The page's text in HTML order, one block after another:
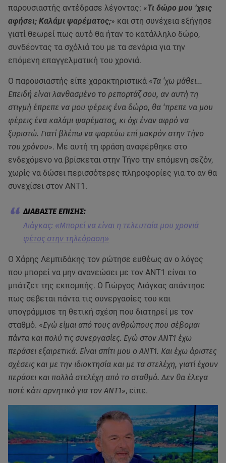
παρουσιαστής αντέδρασε λέγοντας: «Τι δώρο μου ‘χεις
αφήσει; Καλάμι ψαρέματος;» και στη συνέχεια εξήγησε
γιατί θεωρεί πως αυτό θα ήταν το κατάλληλο δώρο,
συνδέοντας τα σχόλιά του με τα σενάρια για την
επόμενη επαγγελματική του χρονιά.
Ο παρουσιαστής είπε χαρακτηριστικά «Τα ‘χω μάθει…
Επειδή είναι λανθασμένο το ρεπορτάζ σου, αν αυτή τη
στιγμή έπρεπε να μου φέρεις ένα δώρο, θα ‘πρεπε να μου
φέρεις ένα καλάμι ψαρέματος, κι όχι έναν αφρό να
ξυριστώ. Γιατί βλέπω να ψαρεύω επί μακρόν στην Τήνο
του χρόνου». Με αυτή τη φράση αναφέρθηκε στο
ενδεχόμενο να βρίσκεται στην Τήνο την επόμενη σεζόν,
χωρίς να δώσει περισσότερες πληροφορίες για το αν θα
συνεχίσει στον ΑΝΤ1.
Λιάγκας: «Μπορεί να είναι η τελευταία μου χρονιά
φέτος στην τηλεόραση»
Ο Χάρης Λεμπιδάκης τον ρώτησε ευθέως αν ο λόγος
που μπορεί να μην ανανεώσει με τον ΑΝΤ1 είναι το
μπάτζετ της εκπομπής. Ο Γιώργος Λιάγκας απάντησε
πως σέβεται πάντα τις συνεργασίες του και
υπογράμμισε τη θετική σχέση που διατηρεί με τον
σταθμό. «Εγώ είμαι από τους ανθρώπους που σέβομαι
πάντα και πολύ τις συνεργασίες. Εγώ στον ΑΝΤ1 έχω
περάσει εξαιρετικά. Είναι σπίτι μου ο ΑΝΤ1. Και έχω άριστες
σχέσεις και με την ιδιοκτησία και με τα στελέχη, γιατί έχουν
περάσει και πολλά στελέχη από το σταθμό. Δεν θα έλεγα
ποτέ κάτι αρνητικό για τον ΑΝΤ1», είπε.